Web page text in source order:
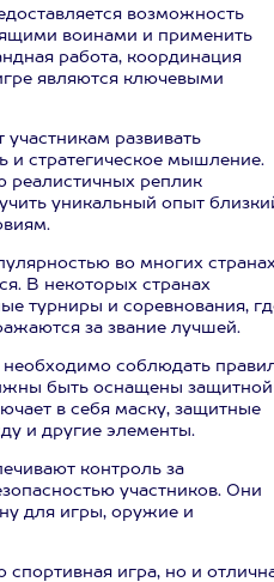
возможность
воинами и применить
работа, координация
являются ключевыми
участникам развивать
и стратегическое мышление.
реалистичных реплик
уникальный опыт
во многих
В некоторых странах
турниры и соревнования,
за звание лучшей.
необходимо соблюдать
быть оснащены защитной
в себя маску, защитные
и другие элементы.
контроль за
участников. Они
для игры, оружие и
спортивная игра, но и